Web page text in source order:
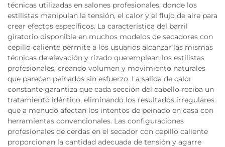
técnicas utilizadas en salones profesionales, donde los
estilistas manipulan la tensión, el calor y el flujo de aire para
crear efectos específicos. La característica del barril
giratorio disponible en muchos modelos de secadores con
cepillo caliente permite a los usuarios alcanzar las mismas
técnicas de elevación y rizado que emplean los estilistas
profesionales, creando volumen y movimiento naturales
que parecen peinados sin esfuerzo. La salida de calor
constante garantiza que cada sección del cabello reciba un
tratamiento idéntico, eliminando los resultados irregulares
que a menudo afectan los intentos de peinado en casa con
herramientas convencionales. Las configuraciones
profesionales de cerdas en el secador con cepillo caliente
proporcionan la cantidad adecuada de tensión y agarre